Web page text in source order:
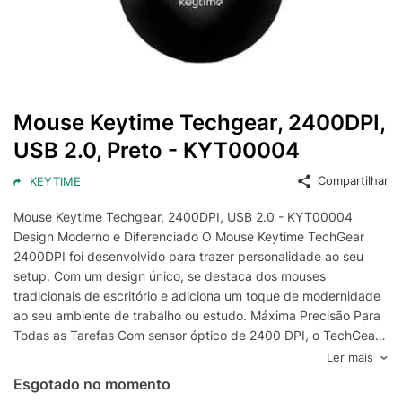
Mouse Keytime Techgear, 2400DPI,
USB 2.0, Preto - KYT00004
KEYTIME Compartilhar
Mouse Keytime Techgear, 2400DPI, USB 2.0 - KYT00004
Design Moderno e Diferenciado O Mouse Keytime TechGear
2400DPI foi desenvolvido para trazer personalidade ao seu
setup. Com um design único, se destaca dos mouses
tradicionais de escritório e adiciona um toque de modernidade
ao seu ambiente de trabalho ou estudo. Máxima Precisão Para
Todas as Tarefas Com sensor óptico de 2400 DPI, o TechGear
proporcionando uma experiência de uso agradável e eficiente.
Ideal para quem busca mais controle e desempenho em cada
Ler mais
Esgotado no momento